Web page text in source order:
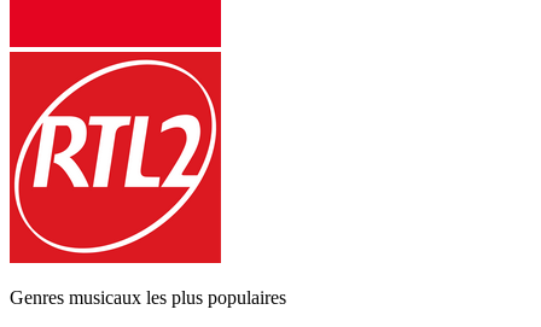
Genres musicaux les plus populaires